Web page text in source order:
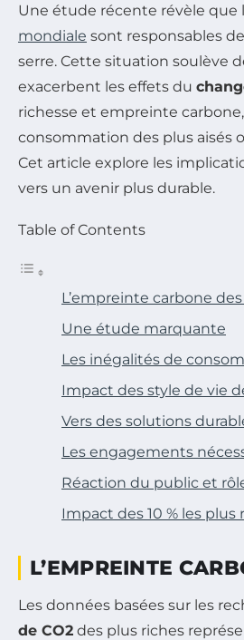
Une étude récente révèle que
mondiale sont responsables
serre. Cette situation soulève
exacerbent les effets du
richesse et empreinte
consommation des plus aisés
Cet article explore les
vers un avenir plus durable.
Table of Contents
L’empreinte carbone
Une étude marquante
Les inégalités de
Impact des style de vie
Vers des solutions
Les engagements
Réaction du public et
Impact des 10 % les
L’EMPREINTE
Les données basées sur les
de CO2 des plus riches